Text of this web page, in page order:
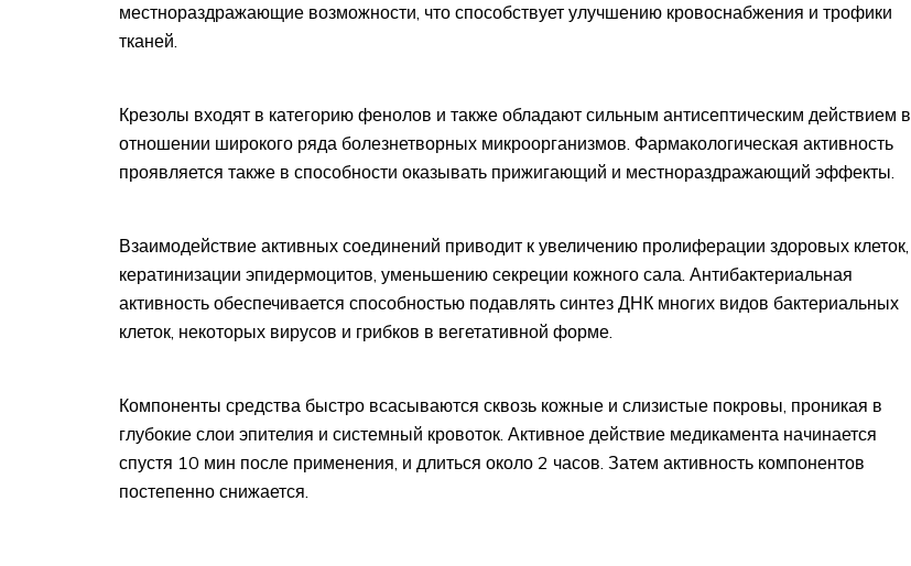
местнораздражающие возможности, что способствует улучшению кровоснабжения и трофики
тканей.
Крезолы входят в категорию фенолов и также обладают сильным антисептическим действием в
отношении широкого ряда болезнетворных микроорганизмов. Фармакологическая активность
проявляется также в способности оказывать прижигающий и местнораздражающий эффекты.
Взаимодействие активных соединений приводит к увеличению пролиферации здоровых клеток,
кератинизации эпидермоцитов, уменьшению секреции кожного сала. Антибактериальная
активность обеспечивается способностью подавлять синтез ДНК многих видов бактериальных
клеток, некоторых вирусов и грибков в вегетативной форме.
Компоненты средства быстро всасываются сквозь кожные и слизистые покровы, проникая в
глубокие слои эпителия и системный кровоток. Активное действие медикамента начинается
спустя 10 мин после применения, и длиться около 2 часов. Затем активность компонентов
постепенно снижается.